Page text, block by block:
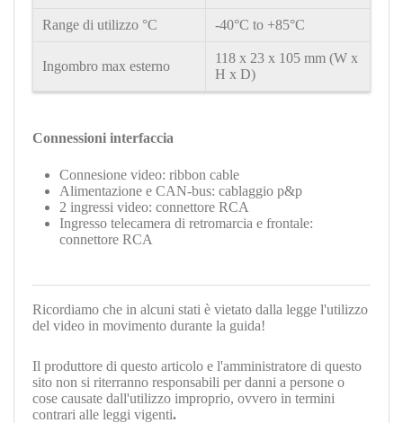
Range di utilizzo °C -40°C to +85°C
Ingombro max esterno
118 x 23 x 105 mm (W x
H x D)
Connessioni interfaccia
Connesione video: ribbon cable
Alimentazione e CAN-bus: cablaggio p&p
2 ingressi video: connettore RCA
Ingresso telecamera di retromarcia e frontale:
connettore RCA
Ricordiamo che in alcuni stati è vietato dalla legge l'utilizzo
del video in movimento durante la guida!
Il produttore di questo articolo e l'amministratore di questo
sito non si riterranno responsabili per danni a persone o
cose causate dall'utilizzo improprio, ovvero in termini
contrari alle leggi vigenti.